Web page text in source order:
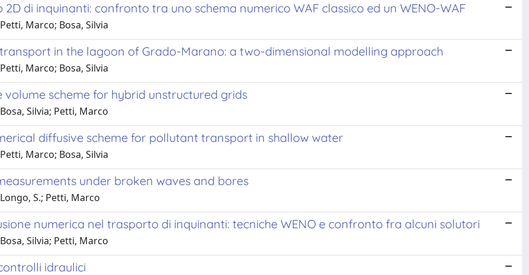
2D di inquinanti: confronto tra uno schema numerico WAF classico ed un WENO-WAF
Marco; Bosa, Silvia
in the lagoon of Grado-Marano: a two-dimensional modelling approach
Marco; Bosa, Silvia
volume scheme for hybrid unstructured grids
Silvia; Petti, Marco
diffusive scheme for pollutant transport in shallow water
Marco; Bosa, Silvia
under broken waves and bores
S.; Petti, Marco
numerica nel trasporto di inquinanti: tecniche WENO e confronto fra alcuni solutori
Silvia; Petti, Marco
idraulici